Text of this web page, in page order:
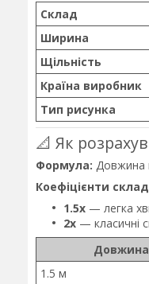
Склад
Ширина
Щільність
Країна виробник
Тип рисунка
📐 Як
Формула: Довжина
Коефіцієнти
1.5x — легка
2x — класичні
1.5 м